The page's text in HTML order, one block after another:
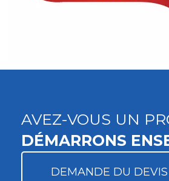
AVEZ-VOUS UN
DÉMARRONS
DEMANDE DU